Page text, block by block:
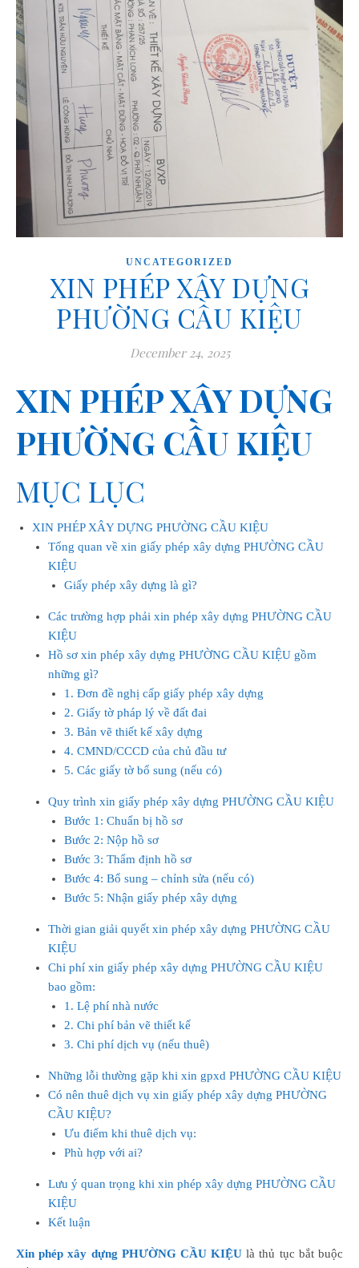
UNCATEGORIZED
XIN PHÉP XÂY DỰNG
PHƯỜNG CẦU KIỆU
December 24, 2025
XIN PHÉP XÂY DỰNG
PHƯỜNG CẦU KIỆU
MỤC LỤC
XIN PHÉP XÂY DỰNG PHƯỜNG CẦU KIỆU
Tổng quan về xin giấy phép xây dựng PHƯỜNG CẦU
KIỆU
Giấy phép xây dựng là gì?
Các trường hợp phải xin phép xây dựng PHƯỜNG CẦU
KIỆU
Hồ sơ xin phép xây dựng PHƯỜNG CẦU KIỆU gồm
những gì?
1. Đơn đề nghị cấp giấy phép xây dựng
2. Giấy tờ pháp lý về đất đai
3. Bản vẽ thiết kế xây dựng
4. CMND/CCCD của chủ đầu tư
5. Các giấy tờ bổ sung (nếu có)
Quy trình xin giấy phép xây dựng PHƯỜNG CẦU KIỆU
Bước 1: Chuẩn bị hồ sơ
Bước 2: Nộp hồ sơ
Bước 3: Thẩm định hồ sơ
Bước 4: Bổ sung – chỉnh sửa (nếu có)
Bước 5: Nhận giấy phép xây dựng
Thời gian giải quyết xin phép xây dựng PHƯỜNG CẦU
KIỆU
Chi phí xin giấy phép xây dựng PHƯỜNG CẦU KIỆU
bao gồm:
1. Lệ phí nhà nước
2. Chi phí bản vẽ thiết kế
3. Chi phí dịch vụ (nếu thuê)
Những lỗi thường gặp khi xin gpxd PHƯỜNG CẦU KIỆU
Có nên thuê dịch vụ xin giấy phép xây dựng PHƯỜNG
CẦU KIỆU?
Ưu điểm khi thuê dịch vụ:
Phù hợp với ai?
Lưu ý quan trọng khi xin phép xây dựng PHƯỜNG CẦU
KIỆU
Kết luận
Xin phép xây dựng PHƯỜNG CẦU KIỆU là thủ tục bắt buộc